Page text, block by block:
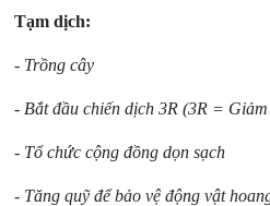
Tạm dịch:
- Trồng cây
- Bắt đầu chiến dịch 3R (3R =
- Tổ chức cộng đồng dọn sạch
- Tăng quỹ để bảo vệ động vật